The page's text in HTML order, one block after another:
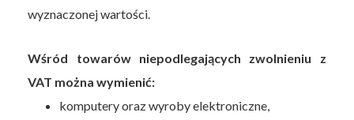
wyznaczonej wartości.
Wśród towarów niepodlegających zwolnieniu z
VAT można wymienić:
komputery oraz wyroby elektroniczne,